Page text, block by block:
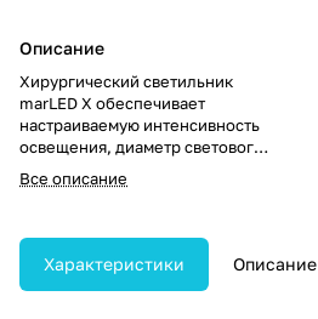
Описание
Хирургический светильник
marLED X обеспечивает
настраиваемую интенсивность
освещения, диаметр светового
поля и цветовую температуру в
зависимости от требований
регулируются индивидуально
для точного освещения рабочей
Все описание
Характеристики Описание